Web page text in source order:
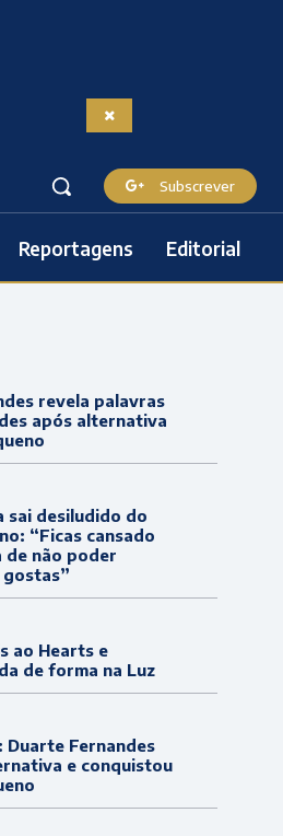
Subscrever
Reportagens Editorial
revela palavras
após alternativa
sai desiludido do
“Ficas cansado
de não poder
ao Hearts e
de forma na Luz
Duarte Fernandes
e conquistou